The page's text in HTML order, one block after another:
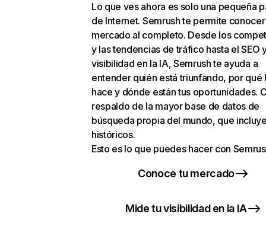
Lo que ves ahora es solo una pequeña
de Internet. Semrush te permite
mercado al completo. Desde los
y las tendencias de tráfico hasta el SEO
visibilidad en la IA, Semrush te ayuda a
entender quién está triunfando, por qué
hace y dónde están tus oportunidades.
respaldo de la mayor base de datos de
búsqueda propia del mundo, que
históricos.
Esto es lo que puedes hacer con
Conoce tu mercado
Mide tu visibilidad en la IA